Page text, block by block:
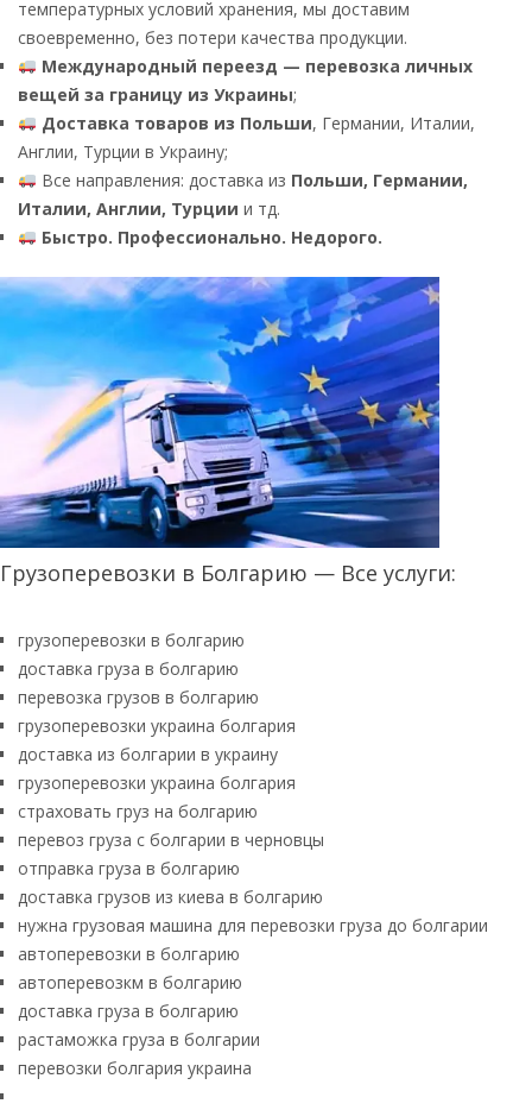
температурных условий хранения, мы доставим
своевременно, без потери качества продукции.
Международный переезд — перевозка личных
вещей за границу из Украины;
Доставка товаров из Польши, Германии, Италии,
Англии, Турции в Украину;
Все направления: доставка из Польши, Германии,
Италии, Англии, Турции и тд.
Быстро. Профессионально. Недорого.
Грузоперевозки в Болгарию — Все услуги:
грузоперевозки в болгарию
доставка груза в болгарию
перевозка грузов в болгарию
грузоперевозки украина болгария
доставка из болгарии в украину
грузоперевозки украина болгария
страховать груз на болгарию
перевоз груза с болгарии в черновцы
отправка груза в болгарию
доставка грузов из киева в болгарию
нужна грузовая машина для перевозки груза до болгарии
автоперевозки в болгарию
автоперевозкм в болгарию
доставка груза в болгарию
растаможка груза в болгарии
перевозки болгария украина